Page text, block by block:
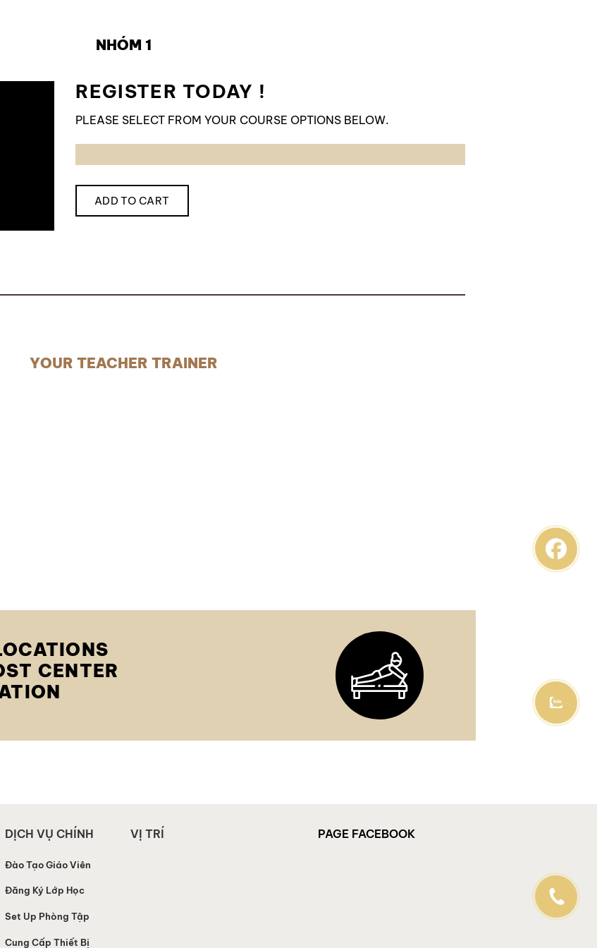
NHÓM 1
REGISTER TODAY !
PLEASE SELECT FROM YOUR COURSE OPTIONS BELOW.
ADD TO CART
YOUR TEACHER TRAINER
CENTER
DỊCH VỤ CHÍNH
Đào Tạo Giáo Viên
Đăng Ký Lớp Học
Set Up Phòng Tập
Cung Cấp Thiết Bị
VỊ TRÍ PAGE FACEBOOK